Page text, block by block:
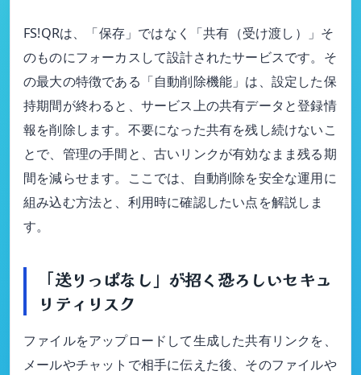
FS!QRは、「保存」ではなく「共有（受け渡し）」そ
のものにフォーカスして設計されたサービスです。そ
の最大の特徴である「自動削除機能」は、設定した保
持期間が終わると、サービス上の共有データと登録情
報を削除します。不要になった共有を残し続けないこ
とで、管理の手間と、古いリンクが有効なまま残る期
間を減らせます。ここでは、自動削除を安全な運用に
組み込む方法と、利用時に確認したい点を解説しま
す。
「送りっぱなし」が招く恐ろしいセキュ
リティリスク
ファイルをアップロードして生成した共有リンクを、
メールやチャットで相手に伝えた後、そのファイルや